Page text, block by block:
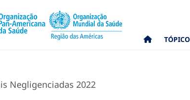
Negligenciadas 2022